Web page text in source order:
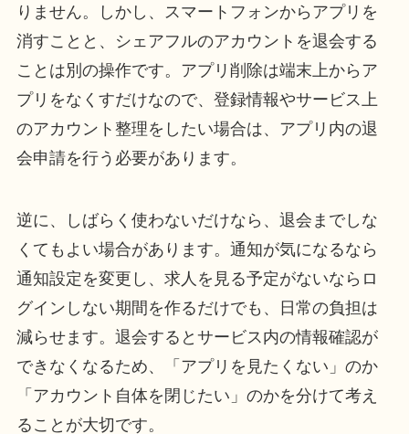
りません。しかし、スマートフォンからアプリを
消すことと、シェアフルのアカウントを退会する
ことは別の操作です。アプリ削除は端末上からア
プリをなくすだけなので、登録情報やサービス上
のアカウント整理をしたい場合は、アプリ内の退
会申請を行う必要があります。
逆に、しばらく使わないだけなら、退会までしな
くてもよい場合があります。通知が気になるなら
通知設定を変更し、求人を見る予定がないならロ
グインしない期間を作るだけでも、日常の負担は
減らせます。退会するとサービス内の情報確認が
できなくなるため、「アプリを見たくない」のか
「アカウント自体を閉じたい」のかを分けて考え
ることが大切です。